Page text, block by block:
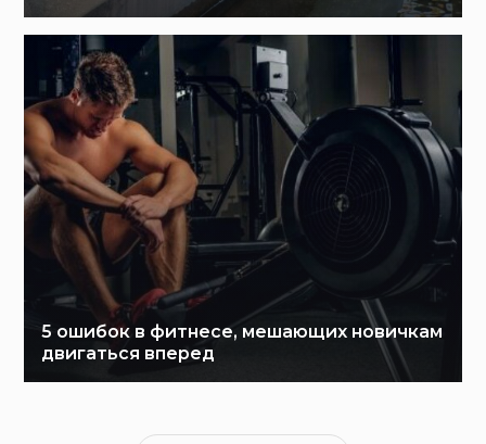
5 ошибок в фитнесе, мешающих новичкам
двигаться вперед